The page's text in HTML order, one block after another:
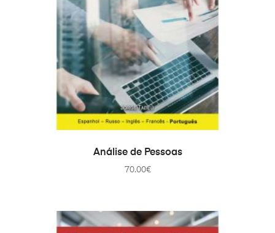
COMPRAR
Análise de Pessoas
70.00€